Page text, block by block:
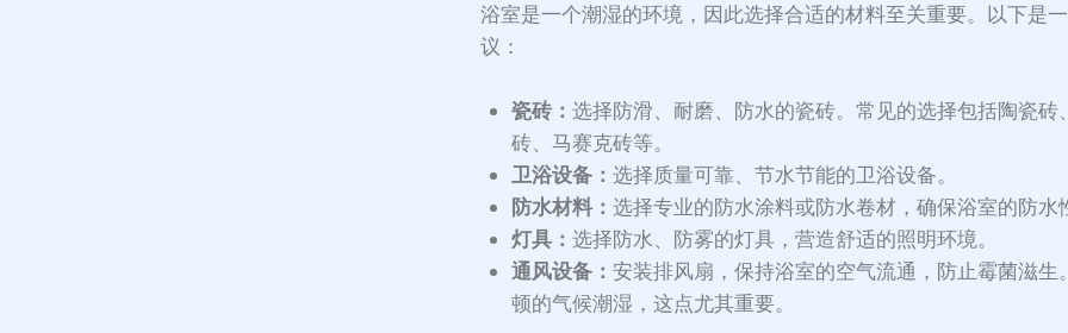
浴室是一个潮湿的环境，因此选择合适的材料至关重要。以下是
议：
瓷砖： 选择防滑、耐磨、防水的瓷砖。常见的选择包括陶瓷砖
砖、马赛克砖等。
卫浴设备： 选择质量可靠、节水节能的卫浴设备。
防水材料： 选择专业的防水涂料或防水卷材，确保浴室的防水
灯具： 选择防水、防雾的灯具，营造舒适的照明环境。
通风设备： 安装排风扇，保持浴室的空气流通，防止霉菌滋生
顿的气候潮湿，这点尤其重要。